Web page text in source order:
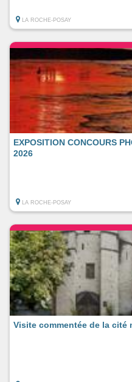
LA ROCHE-POSAY
EXPOSITION CONCOURS
2026
LA ROCHE-POSAY
Visite commentée de la cité